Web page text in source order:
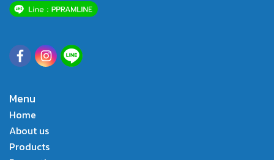
Menu
Home
About us
Products